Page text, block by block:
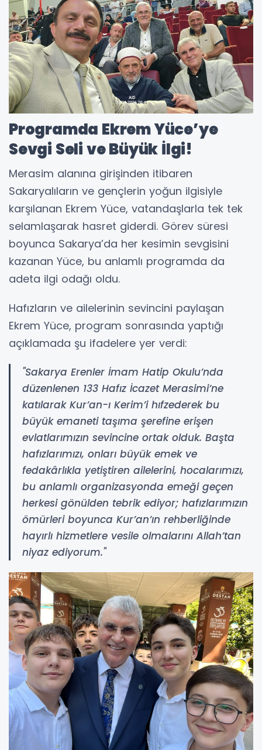
Programda Ekrem Yüce’ye
Sevgi Seli ve Büyük İlgi!
Merasim alanına girişinden itibaren
Sakaryalıların ve gençlerin yoğun ilgisiyle
karşılanan Ekrem Yüce, vatandaşlarla tek tek
selamlaşarak hasret giderdi. Görev süresi
boyunca Sakarya’da her kesimin sevgisini
kazanan Yüce, bu anlamlı programda da
adeta ilgi odağı oldu.
Hafızların ve ailelerinin sevincini paylaşan
Ekrem Yüce, program sonrasında yaptığı
açıklamada şu ifadelere yer verdi:
"Sakarya Erenler İmam Hatip Okulu’nda
düzenlenen 133 Hafız İcazet Merasimi’ne
katılarak Kur’an-ı Kerim’i hıfzederek bu
büyük emaneti taşıma şerefine erişen
evlatlarımızın sevincine ortak olduk. Başta
hafızlarımızı, onları büyük emek ve
fedakârlıkla yetiştiren ailelerini, hocalarımızı,
bu anlamlı organizasyonda emeği geçen
herkesi gönülden tebrik ediyor; hafızlarımızın
ömürleri boyunca Kur’an’ın rehberliğinde
hayırlı hizmetlere vesile olmalarını Allah’tan
niyaz ediyorum."